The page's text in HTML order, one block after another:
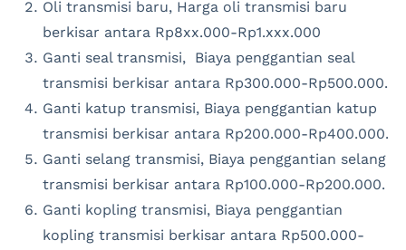
Oli transmisi baru, Harga oli transmisi baru
berkisar antara Rp8xx.000-Rp1.xxx.000
Ganti seal transmisi, Biaya penggantian seal
transmisi berkisar antara Rp300.000-Rp500.000.
Ganti katup transmisi, Biaya penggantian katup
transmisi berkisar antara Rp200.000-Rp400.000.
Ganti selang transmisi, Biaya penggantian selang
transmisi berkisar antara Rp100.000-Rp200.000.
Ganti kopling transmisi, Biaya penggantian
kopling transmisi berkisar antara Rp500.000-